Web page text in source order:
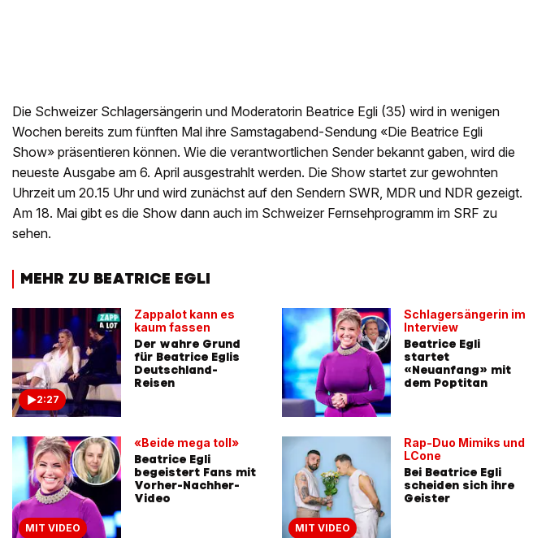
Die Schweizer Schlagersängerin und Moderatorin Beatrice Egli (35) wird in wenigen
Wochen bereits zum fünften Mal ihre Samstagabend-Sendung «Die Beatrice Egli
Show» präsentieren können. Wie die verantwortlichen Sender bekannt gaben, wird die
neueste Ausgabe am 6. April ausgestrahlt werden. Die Show startet zur gewohnten
Uhrzeit um 20.15 Uhr und wird zunächst auf den Sendern SWR, MDR und NDR gezeigt.
Am 18. Mai gibt es die Show dann auch im Schweizer Fernsehprogramm im SRF zu
sehen.
MEHR ZU BEATRICE EGLI
2:27
Zappalot kann es
kaum fassen
Der wahre Grund
für Beatrice Eglis
Deutschland-
Reisen
MIT VIDEO
«Beide mega toll»
Beatrice Egli
begeistert Fans mit
Vorher-Nachher-
Video
Schlagersängerin im
Interview
Beatrice Egli
startet
«Neuanfang» mit
dem Poptitan
MIT VIDEO
Rap-Duo Mimiks und
LCone
Bei Beatrice Egli
scheiden sich ihre
Geister